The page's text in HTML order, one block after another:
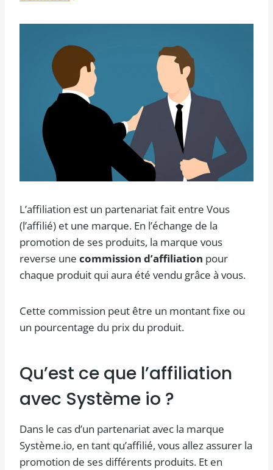
L’affiliation est un partenariat fait entre Vous
(l’affilié) et une marque. En l’échange de la
promotion de ses produits, la marque vous
reverse une commission d’affiliation pour
chaque produit qui aura été vendu grâce à vous.
Cette commission peut être un montant fixe ou
un pourcentage du prix du produit.
Qu’est ce que l’affiliation
avec Système io ?
Dans le cas d’un partenariat avec la marque
Système.io, en tant qu’affilié, vous allez assurer la
promotion de ses différents produits. Et en